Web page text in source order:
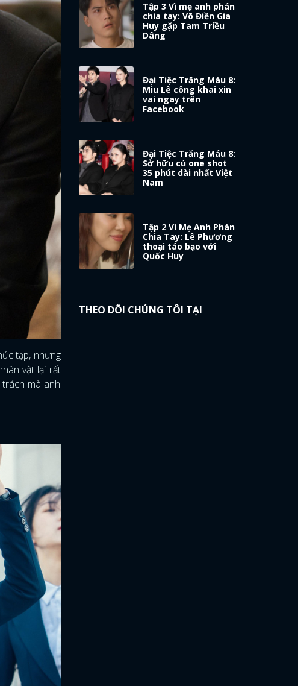
tạp, nhưng
vật lại rất
mà anh
Tập 3 Vì mẹ anh phán
chia tay: Võ Điền Gia
Huy gặp Tam Triều
Dâng
Đại Tiệc Trăng Máu 8:
Miu Lê công khai xin
vai ngay trên
Facebook
Đại Tiệc Trăng Máu 8:
Sở hữu cú one shot
35 phút dài nhất Việt
Nam
Tập 2 Vì Mẹ Anh Phán
Chia Tay: Lê Phương
thoại táo bạo với
Quốc Huy
THEO DÕI CHÚNG TÔI TẠI